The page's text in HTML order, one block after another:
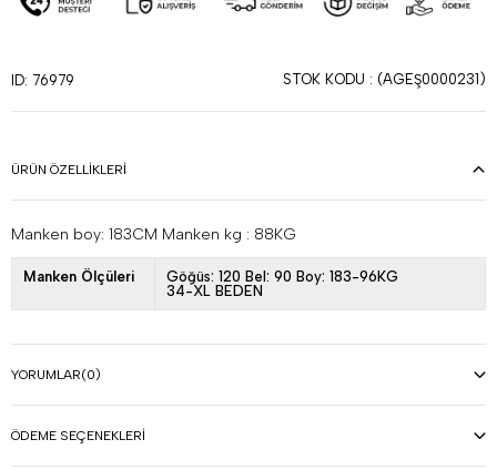
ID: 76979 STOK KODU (AGEŞ0000231)
ÜRÜN ÖZELLIKLERI
Manken boy: 183CM Manken kg : 88KG
Manken Ölçüleri
Göğüs: 120 Bel: 90 Boy: 183-96KG
34-XL BEDEN
YORUMLAR(0)
ÖDEME SEÇENEKLERI